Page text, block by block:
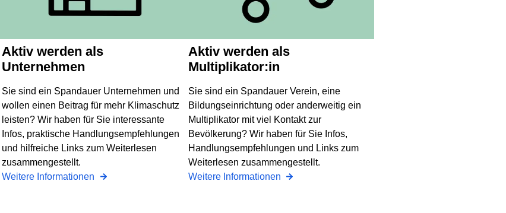
Aktiv werden als
Unternehmen
Sie sind ein Spandauer Unternehmen und
wollen einen Beitrag für mehr Klimaschutz
leisten? Wir haben für Sie interessante
Infos, praktische Handlungsempfehlungen
und hilfreiche Links zum Weiterlesen
zusammengestellt.
Weitere Informationen
Aktiv werden als
Multiplikator:in
Sie sind ein Spandauer Verein, eine
Bildungseinrichtung oder anderweitig ein
Multiplikator mit viel Kontakt zur
Bevölkerung? Wir haben für Sie Infos,
Handlungsempfehlungen und Links zum
Weiterlesen zusammengestellt.
Weitere Informationen